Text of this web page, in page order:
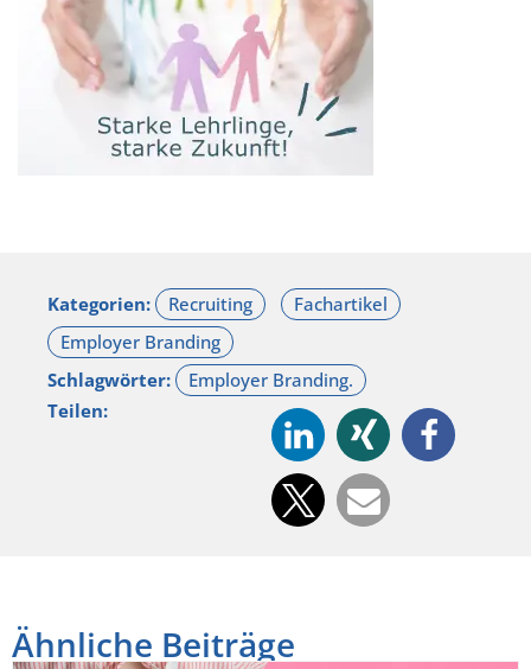
Kategorien:
Schlagwörter:
Teilen:
Ähnliche Beiträge